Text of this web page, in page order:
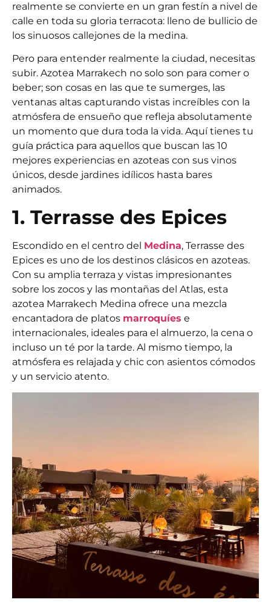
realmente se convierte en un gran festín a nivel de
calle en toda su gloria terracota: lleno de bullicio de
los sinuosos callejones de la medina.
Pero para entender realmente la ciudad, necesitas
subir. Azotea Marrakech no solo son para comer o
beber; son cosas en las que te sumerges, las
ventanas altas capturando vistas increíbles con la
atmósfera de ensueño que refleja absolutamente
un momento que dura toda la vida. Aquí tienes tu
guía práctica para aquellos que buscan las 10
mejores experiencias en azoteas con sus vinos
únicos, desde jardines idílicos hasta bares
animados.
1. Terrasse des Epices
Escondido en el centro del Medina, Terrasse des
Epices es uno de los destinos clásicos en azoteas.
Con su amplia terraza y vistas impresionantes
sobre los zocos y las montañas del Atlas, esta
azotea Marrakech Medina ofrece una mezcla
encantadora de platos marroquíes e
internacionales, ideales para el almuerzo, la cena o
incluso un té por la tarde. Al mismo tiempo, la
atmósfera es relajada y chic con asientos cómodos
y un servicio atento.